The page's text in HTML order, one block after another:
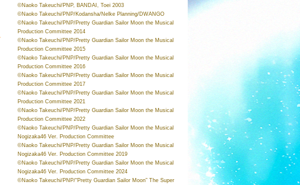
©Naoko Takeuchi/PNP, BANDAI, Toei 2003
©Naoko Takeuchi/PNP/Kodansha/Nelke Planning/DWANGO
©Naoko Takeuchi/PNP/Pretty Guardian Sailor Moon the Musical
Production Committee 2014
©Naoko Takeuchi/PNP/Pretty Guardian Sailor Moon the Musical
Production Committee 2015
©Naoko Takeuchi/PNP/Pretty Guardian Sailor Moon the Musical
Production Committee 2016
©Naoko Takeuchi/PNP/Pretty Guardian Sailor Moon the Musical
Production Committee 2017
©Naoko Takeuchi/PNP/Pretty Guardian Sailor Moon the Musical
Production Committee 2021
©Naoko Takeuchi/PNP/Pretty Guardian Sailor Moon the Musical
Production Committee 2022
©Naoko Takeuchi/PNP/Pretty Guardian Sailor Moon the Musical
Nogizaka46 Ver. Production Committee
©Naoko Takeuchi/PNP/Pretty Guardian Sailor Moon the Musical
Nogizaka46 Ver. Production Committee 2019
©Naoko Takeuchi/PNP/Pretty Guardian Sailor Moon the Musical
Nogizaka46 Ver. Production Committee 2024
©Naoko Takeuchi/PNP/“Pretty Guardian Sailor Moon” The Super